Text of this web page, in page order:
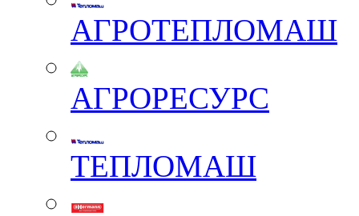
АГРОТЕПЛОМАШ
АГРОРЕСУРС
ТЕПЛОМАШ